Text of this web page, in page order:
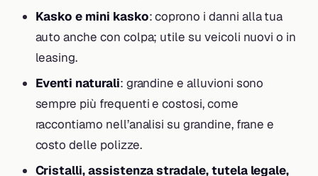
Kasko e mini kasko: coprono i danni alla tua
auto anche con colpa; utile su veicoli nuovi o in
leasing.
Eventi naturali: grandine e alluvioni sono
sempre più frequenti e costosi, come
raccontiamo nell’analisi su grandine, frane e
costo delle polizze.
Cristalli, assistenza stradale, tutela legale,